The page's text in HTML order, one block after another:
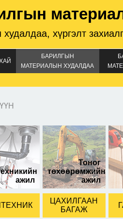
хүргэлт
БАРИЛГЫН
МАТЕРИАЛЫН ХУДАЛДАА
ажил
Тоног
төхөөрөмжийн
ажил
ЦАХИЛГААН
БАГАЖ
2*8 хэмжээтэй